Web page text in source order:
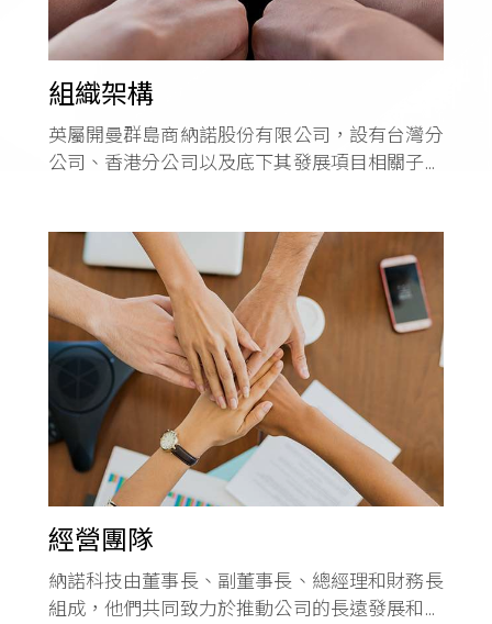
組織架構
英屬開曼群島商納諾股份有限公司，設有台灣分
公司、香港分公司以及底下其發展項目相關子公
經營團隊
納諾科技由董事長、副董事長、總經理和財務長
組成，他們共同致力於推動公司的長遠發展和價